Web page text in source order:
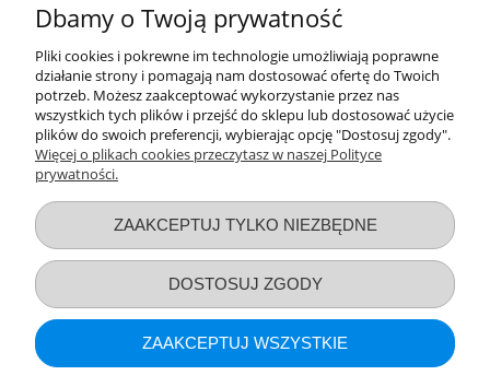
299,00 zł
DO KOSZYKA
Informacje o sklepie
Dbamy o Twoją prywatność
Pliki cookies i pokrewne im technologie umożliwiają poprawne
działanie strony i pomagają nam dostosować ofertę do Twoich
potrzeb. Możesz zaakceptować wykorzystanie przez nas
wszystkich tych plików i przejść do sklepu lub dostosować użycie
plików do swoich preferencji, wybierając opcję "Dostosuj zgody".
Więcej o plikach cookies przeczytasz w naszej Polityce
prywatności.
ZAAKCEPTUJ TYLKO NIEZBĘDNE
DOSTOSUJ ZGODY
ZAAKCEPTUJ WSZYSTKIE